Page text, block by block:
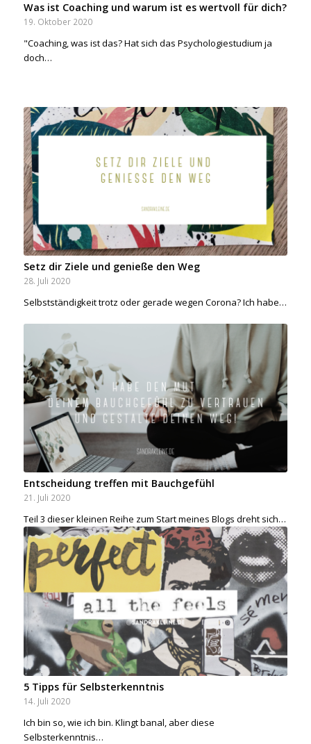
Was ist Coaching und warum ist es wertvoll für dich?
19. Oktober 2020
"Coaching, was ist das? Hat sich das Psychologiestudium ja
doch…
Setz dir Ziele und genieße den Weg
28. Juli 2020
Selbstständigkeit trotz oder gerade wegen Corona? Ich habe…
Entscheidung treffen mit Bauchgefühl
21. Juli 2020
Teil 3 dieser kleinen Reihe zum Start meines Blogs dreht sich…
5 Tipps für Selbsterkenntnis
14. Juli 2020
Ich bin so, wie ich bin. Klingt banal, aber diese
Selbsterkenntnis…